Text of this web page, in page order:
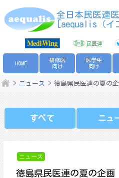
to
全日本民医連
[aequalis（イ
民医連
HOME
研修医
向け
医学生
向け
ニュース 徳島県民医連の夏の
すべて ニュ
ニュース
徳島県民医連の夏の企